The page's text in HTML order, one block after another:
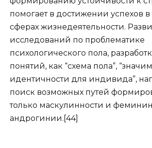
помогает в достижении успехов
сферах жизнедеятельности.
исследований по проблематике
психологического пола,
понятий, как “схема пола”,
идентичности для индивида”,
поиск возможных путей
только маскулинности и
андрогинии.[44]